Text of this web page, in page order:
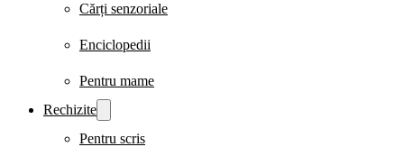
Cărți senzoriale
Enciclopedii
Pentru mame
Rechizite
Pentru scris